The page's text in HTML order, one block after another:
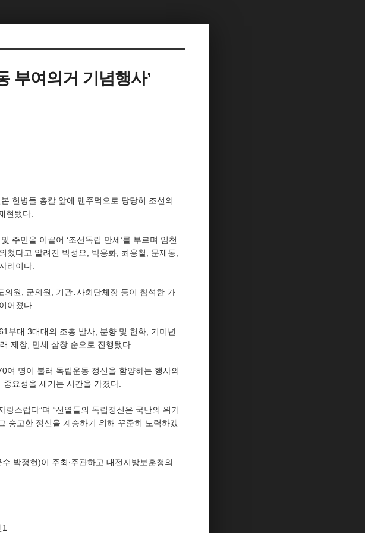
부여의거 기념행사’
헌병들 총칼 앞에 맨주먹으로 당당히 조선의
현됐다.
주민을 이끌어 ‘조선독립 만세’를 부르며 임천
쳤다고 알려진 박성요, 박용화, 최용철, 문재동,
리이다.
원, 군의원, 기관․사회단체장 등이 참석한 가
어졌다.
부대 3대대의 조총 발사, 분향 및 헌화, 기미년
제창, 만세 삼창 순으로 진행됐다.
여 명이 불러 독립운동 정신을 함양하는 행사의
요성을 새기는 시간을 가졌다.
스럽다”며 “선열들의 독립정신은 국난의 위기
숭고한 정신을 계승하기 위해 꾸준히 노력하겠
박정현)이 주최‧주관하고 대전지방보훈청의